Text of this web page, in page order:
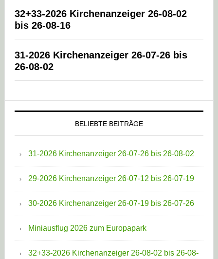
32+33-2026 Kirchenanzeiger 26-08-02
bis 26-08-16
31-2026 Kirchenanzeiger 26-07-26 bis
26-08-02
BELIEBTE BEITRÄGE
31-2026 Kirchenanzeiger 26-07-26 bis 26-08-02
29-2026 Kirchenanzeiger 26-07-12 bis 26-07-19
30-2026 Kirchenanzeiger 26-07-19 bis 26-07-26
Miniausflug 2026 zum Europapark
32+33-2026 Kirchenanzeiger 26-08-02 bis 26-08-